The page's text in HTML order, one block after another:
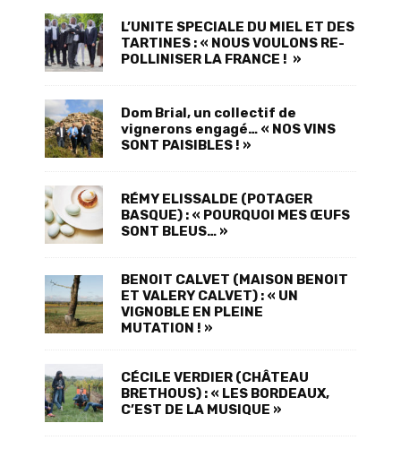
L’UNITE SPECIALE DU MIEL ET DES
TARTINES : « NOUS VOULONS RE-
POLLINISER LA FRANCE ! »
Dom Brial, un collectif de
vignerons engagé… « NOS VINS
SONT PAISIBLES ! »
RÉMY ELISSALDE (POTAGER
BASQUE) : « POURQUOI MES ŒUFS
SONT BLEUS… »
BENOIT CALVET (MAISON BENOIT
ET VALERY CALVET) : « UN
VIGNOBLE EN PLEINE
MUTATION ! »
CÉCILE VERDIER (CHÂTEAU
BRETHOUS) : « LES BORDEAUX,
C’EST DE LA MUSIQUE »